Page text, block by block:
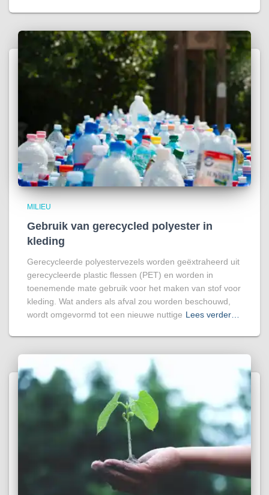
MILIEU
Gebruik van gerecycled polyester in
kleding
Gerecycleerde polyestervezels worden geëxtraheerd uit
gerecycleerde plastic flessen (PET) en worden in
toenemende mate gebruik voor het maken van stof voor
kleding. Wat anders als afval zou worden beschouwd,
wordt omgevormd tot een nieuwe nuttige Lees verder…